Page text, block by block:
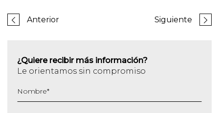
Anterior Siguiente
¿Quiere recibir más información?
Le orientamos sin compromiso
Nombre*